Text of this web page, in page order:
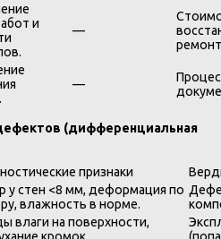
и
—
—
(дифференциальная
признаки
у стен <8 мм, деформация по
влажность в норме.
влаги на поверхности,